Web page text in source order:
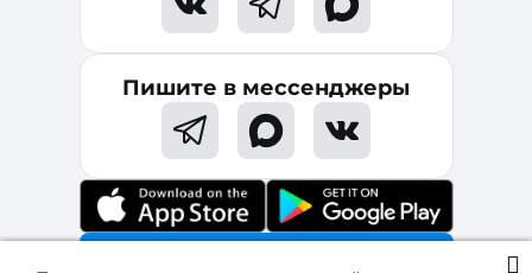
Пишите в мессенджеры